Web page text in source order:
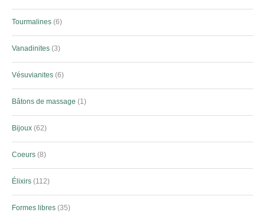
Tourmalines 6
Vanadinites 3
Vésuvianites 6
Bâtons de massage 1
Bijoux 62
Coeurs 8
Élixirs 112
Formes libres 35